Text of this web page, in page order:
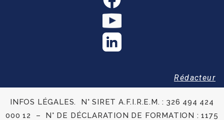
Rédacteur
INFOS LÉGALES. N° SIRET A.F.I.R.E.M. : 326 494 424
000 12 – N° DE DÉCLARATION DE FORMATION : 1175